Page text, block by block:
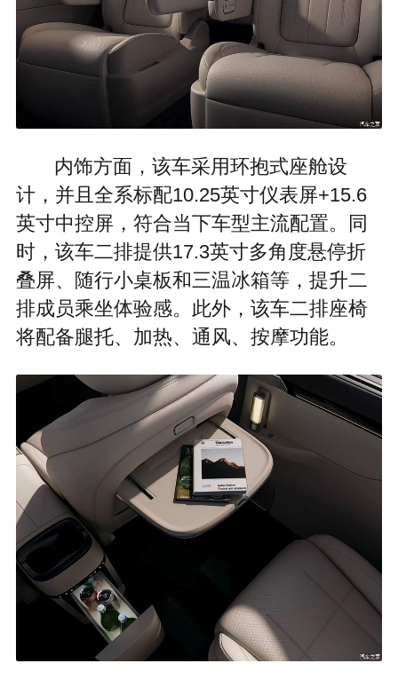
内饰方面，该车采用环抱式座舱设
计，并且全系标配10.25英寸仪表屏+15.6
英寸中控屏，符合当下车型主流配置。同
时，该车二排提供17.3英寸多角度悬停折
叠屏、随行小桌板和三温冰箱等，提升二
排成员乘坐体验感。此外，该车二排座椅
将配备腿托、加热、通风、按摩功能。